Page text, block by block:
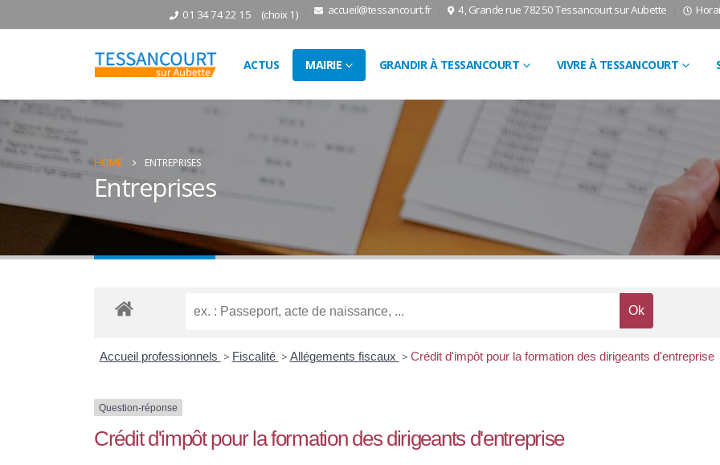
01 34 74 22 15 (choix 1) accueil@tessancourt.fr 4, Grande rue 78250 Tessancourt sur Aubette
ACTUS MAIRIE GRANDIR À TESSANCOURT VIVRE À TESSANCOURT
HOME ENTREPRISES
Entreprises
Accueil professionnels > Fiscalité > Allégements fiscaux > Crédit d'impôt pour la formation des dirigeants d'entreprise
Question-réponse
Crédit d'impôt pour la formation des dirigeants d'entreprise